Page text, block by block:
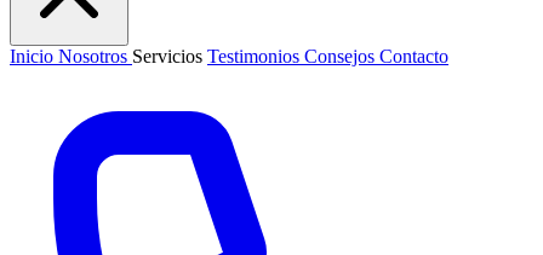
Inicio Nosotros Servicios Testimonios Consejos Contacto